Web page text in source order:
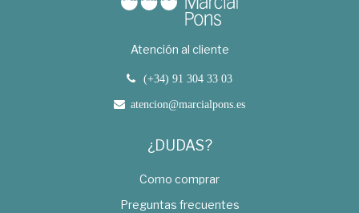
Atención al cliente
(+34) 91 304 33 03
atencion@marcialpons.es
¿DUDAS?
Como comprar
Preguntas frecuentes